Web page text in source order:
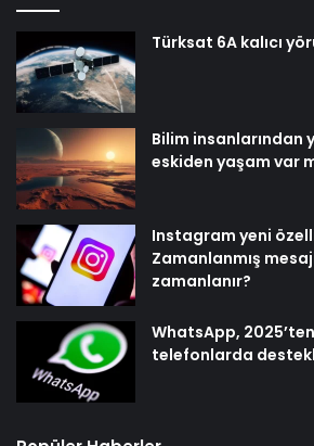
Türksat 6A kalıcı
Bilim insanlarından
eskiden yaşam var
Instagram yeni
Zamanlanmış
zamanlanır?
WhatsApp,
telefonlarda